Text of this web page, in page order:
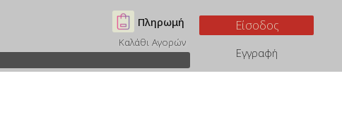
Πληρωμή
Καλάθι Αγορών
Είσοδος
Εγγραφή